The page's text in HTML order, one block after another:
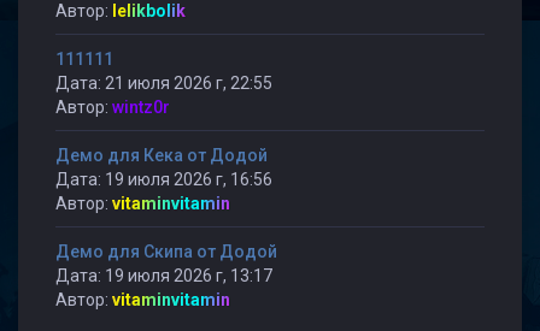
Автор: lelikbolik
111111
Дата: 21 июля 2026 г, 22:55
Автор: wintz0r
Демо для Кека от Додой
Дата: 19 июля 2026 г, 16:56
Автор: vitaminvitamin
Демо для Скипа от Додой
Дата: 19 июля 2026 г, 13:17
Автор: vitaminvitamin